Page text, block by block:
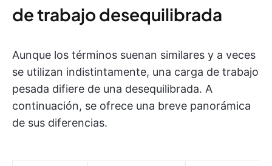
de trabajo desequilibrada
Aunque los términos suenan similares y a veces
se utilizan indistintamente, una carga de trabajo
pesada difiere de una desequilibrada. A
continuación, se ofrece una breve panorámica
de sus diferencias.